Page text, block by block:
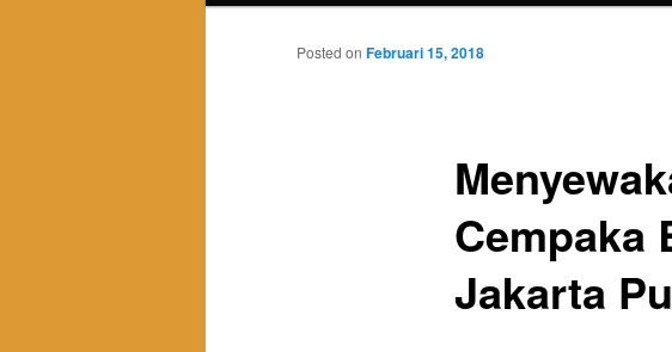
Cempaka
Jakarta
Posted on Februari 15, 2018